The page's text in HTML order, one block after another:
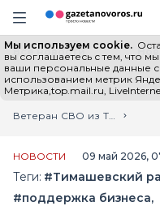
Информационный портал
Навигация сайта
Мы используем cookie.
вы соглашаетесь с тем, что
ваши персональные данные с
использованием метрик
Метрика,top.mail.ru,
Все новости
Главная
Лента новостей
Ветеран СВО из Тимашевского района открыл бизнес по вышивке одежды благодаря соцконтракту
НОВОСТИ 09 май 2026,
Теги: #Тимашевский
#поддержка бизнеса